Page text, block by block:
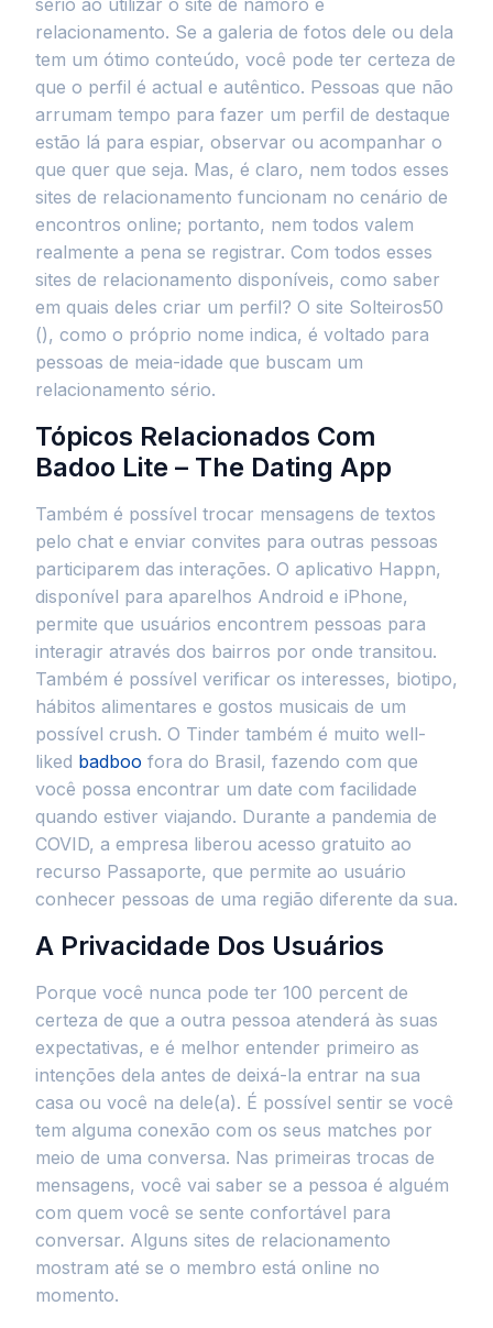
sério ao utilizar o site de namoro e
relacionamento. Se a galeria de fotos dele ou dela
tem um ótimo conteúdo, você pode ter certeza de
que o perfil é actual e autêntico. Pessoas que não
arrumam tempo para fazer um perfil de destaque
estão lá para espiar, observar ou acompanhar o
que quer que seja. Mas, é claro, nem todos esses
sites de relacionamento funcionam no cenário de
encontros online; portanto, nem todos valem
realmente a pena se registrar. Com todos esses
sites de relacionamento disponíveis, como saber
em quais deles criar um perfil? O site Solteiros50
(), como o próprio nome indica, é voltado para
pessoas de meia-idade que buscam um
relacionamento sério.
Tópicos Relacionados Com
Badoo Lite – The Dating App
Também é possível trocar mensagens de textos
pelo chat e enviar convites para outras pessoas
participarem das interações. O aplicativo Happn,
disponível para aparelhos Android e iPhone,
permite que usuários encontrem pessoas para
interagir através dos bairros por onde transitou.
Também é possível verificar os interesses, biotipo,
hábitos alimentares e gostos musicais de um
possível crush. O Tinder também é muito well-
liked badboo fora do Brasil, fazendo com que
você possa encontrar um date com facilidade
quando estiver viajando. Durante a pandemia de
COVID, a empresa liberou acesso gratuito ao
recurso Passaporte, que permite ao usuário
conhecer pessoas de uma região diferente da sua.
A Privacidade Dos Usuários
Porque você nunca pode ter 100 percent de
certeza de que a outra pessoa atenderá às suas
expectativas, e é melhor entender primeiro as
intenções dela antes de deixá-la entrar na sua
casa ou você na dele(a). É possível sentir se você
tem alguma conexão com os seus matches por
meio de uma conversa. Nas primeiras trocas de
mensagens, você vai saber se a pessoa é alguém
com quem você se sente confortável para
conversar. Alguns sites de relacionamento
mostram até se o membro está online no
momento.